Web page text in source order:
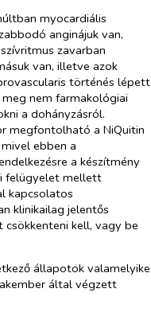
myocardiális
anginájuk van,
zavarban
van, illetve azok
történés lépett
nem farmakológiai
a dohányzásról.
megfontolható a NiQuitin
ebben a
a készítmény
felügyelet mellett
kapcsolatos
klinikailag jelentős
kell, vagy be
állapotok valamelyike
által végzett